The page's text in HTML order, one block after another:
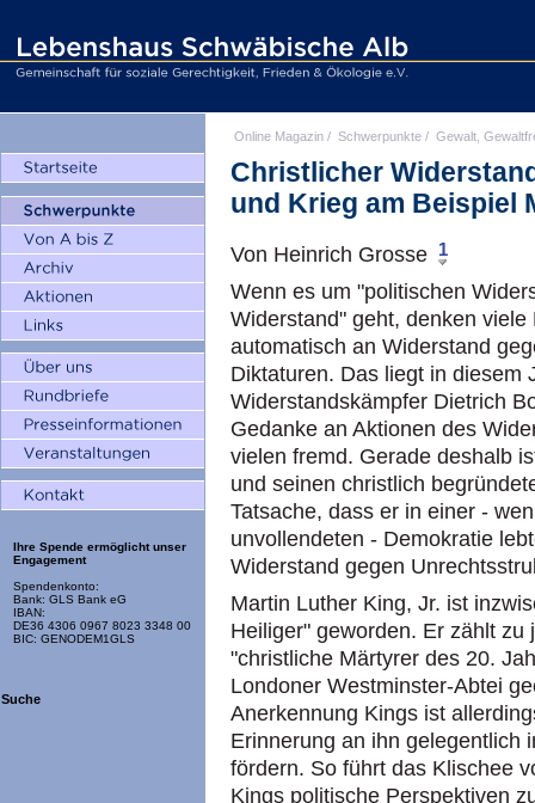
Ihre Spende ermöglicht unser
Engagement
Spendenkonto:
Bank: GLS Bank eG
IBAN:
DE36 4306 0967 8023 3348 00
BIC: GENODEM1GLS
Suche
Online Magazin / Schwerpunkte / Gewalt,
Christlicher
und Krieg am Beispiel
Von Heinrich Grosse 1
Wenn es um "politischen
Widerstand" geht, denken
automatisch an Widerstand
Diktaturen. Das liegt in diesem
Widerstandskämpfer Dietrich
Gedanke an Aktionen des
vielen fremd. Gerade deshalb
und seinen christlich
Tatsache, dass er in einer -
unvollendeten - Demokratie
Widerstand gegen
Martin Luther King, Jr. ist
Heiliger" geworden. Er zählt
"christliche Märtyrer des 20.
Londoner Westminster-Abtei
Anerkennung Kings ist
Erinnerung an ihn gelegentlich
fördern. So führt das Klischee
Kings politische Perspektiven